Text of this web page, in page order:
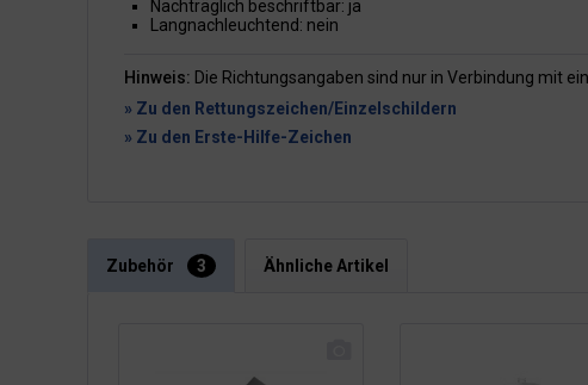
Nachträglich beschriftbar: ja
Langnachleuchtend: nein
Hinweis: Die Richtungsangaben sind nur in Verbindung mit
» Zu den Rettungszeichen/Einzelschildern
» Zu den Erste-Hilfe-Zeichen
Zubehör 3 Ähnliche Artikel